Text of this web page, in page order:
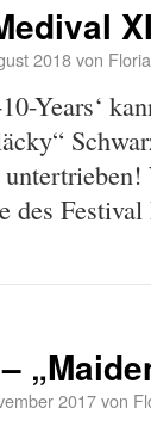
2018von
Years‘
des
2017von